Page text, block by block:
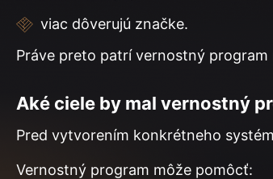
viac dôverujú značke.
Práve preto patrí vernostný
Aké ciele by mal vernostný
Pred vytvorením konkrétneho
Vernostný program môže pomôcť: